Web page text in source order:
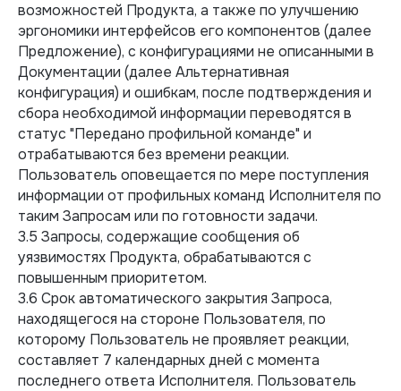
возможностей Продукта, а также по улучшению
эргономики интерфейсов его компонентов (далее
Предложение), с конфигурациями не описанными в
Документации (далее Альтернативная
конфигурация) и ошибкам, после подтверждения и
сбора необходимой информации переводятся в
статус "Передано профильной команде" и
отрабатываются без времени реакции.
Пользователь оповещается по мере поступления
информации от профильных команд Исполнителя по
таким Запросам или по готовности задачи.
3.5 Запросы, содержащие сообщения об
уязвимостях Продукта, обрабатываются с
повышенным приоритетом.
3.6 Срок автоматического закрытия Запроса,
находящегося на стороне Пользователя, по
которому Пользователь не проявляет реакции,
составляет 7 календарных дней с момента
последнего ответа Исполнителя. Пользователь